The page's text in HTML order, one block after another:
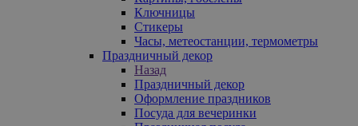
Ключницы
Стикеры
Часы, метеостанции, термометры
Праздничный декор
Назад
Праздничный декор
Оформление праздников
Посуда для вечеринки